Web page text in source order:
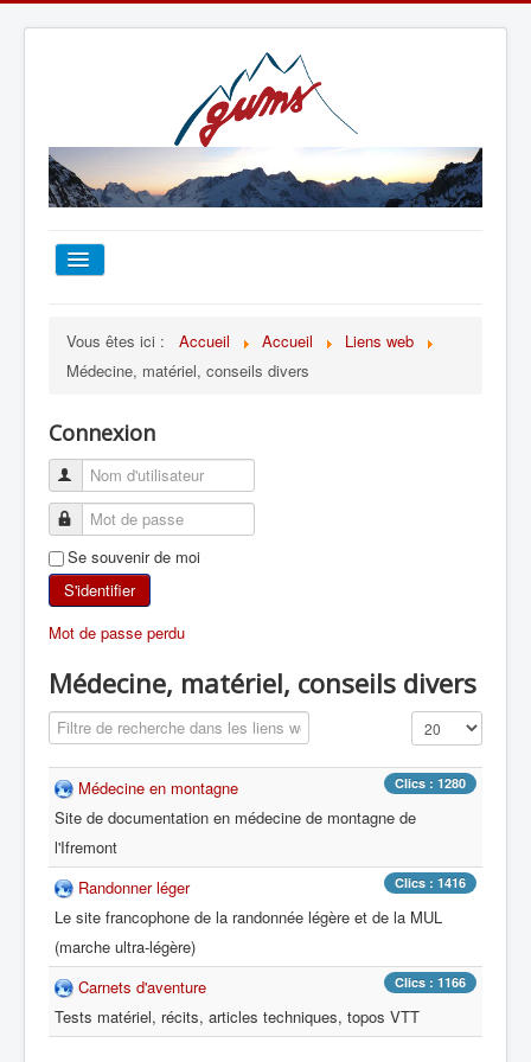
TOUT SUR LE GUMS
ESCALADE
ALPINISME
SKI DE RANDONNÉE
RANDONNÉE SPORTIVE
Vous êtes ici : Accueil Accueil
Liens web
Médecine, matériel, conseils divers
Connexion
Se souvenir de moi
S'identifier
Mot de passe perdu
Médecine, matériel, conseils divers
Champ de filtre Affichage #
Clics : 1280
Médecine en montagne
Site de documentation en médecine de montagne de
l'Ifremont
Clics : 1416
Randonner léger
Le site francophone de la randonnée légère et de la MUL
(marche ultra-légère)
Clics : 1166
Carnets d'aventure
Tests matériel, récits, articles techniques, topos VTT